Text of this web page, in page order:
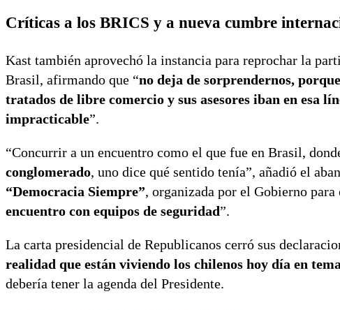
Críticas a los BRICS y a nueva cumbre
Kast también aprovechó la instancia para reprochar la
Brasil, afirmando que “no deja de sorprendernos,
tratados de libre comercio y sus asesores iban en esa
impracticable”.
“Concurrir a un encuentro como el que fue en Brasil,
conglomerado, uno dice qué sentido tenía”, añadió el
“Democracia Siempre”, organizada por el Gobierno
encuentro con equipos de seguridad”.
La carta presidencial de Republicanos cerró sus
realidad que están viviendo los chilenos hoy día en
debería tener la agenda del Presidente.